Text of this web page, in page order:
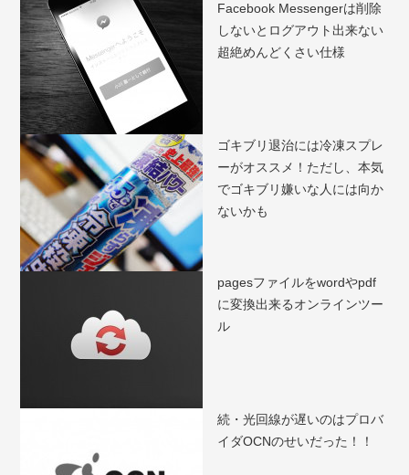
Facebook Messengerは削除
しないとログアウト出来ない
超絶めんどくさい仕様
ゴキブリ退治には冷凍スプレ
ーがオススメ！ただし、本気
でゴキブリ嫌いな人には向か
ないかも
pagesファイルをwordやpdf
に変換出来るオンラインツー
ル
続・光回線が遅いのはプロバ
イダOCNのせいだった！！